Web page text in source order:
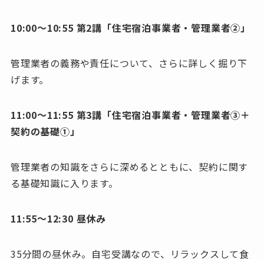
10:00〜10:55 第2講「住宅宿泊事業者・管理業者②」
管理業者の義務や責任について、さらに詳しく掘り下
げます。
11:00〜11:55 第3講「住宅宿泊事業者・管理業者③＋
契約の基礎①」
管理業者の知識をさらに深めるとともに、契約に関す
る基礎知識に入ります。
11:55〜12:30 昼休み
35分間の昼休み。自宅受講なので、リラックスして食